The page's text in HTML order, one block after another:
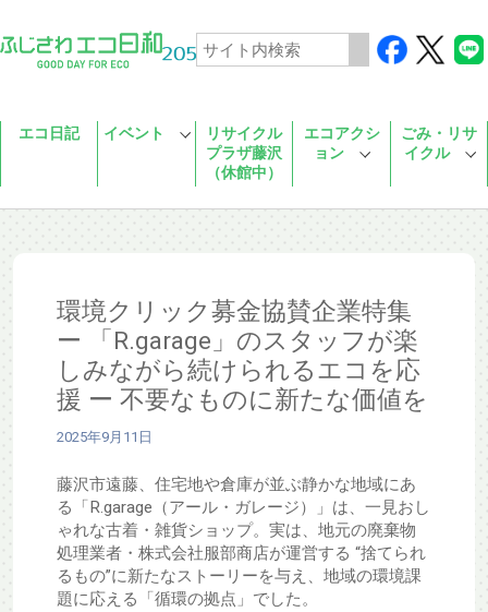
エコ日記 イベント
リサイクル
プラザ藤沢
（休館中）
エコアクシ
ョン
ごみ・リサ
イクル
環境クリック募金協賛企業特集
ー 「R.garage」のスタッフが楽
しみながら続けられるエコを応
援 ー 不要なものに新たな価値を
2025年9月11日
藤沢市遠藤、住宅地や倉庫が並ぶ静かな地域にあ
る「R.garage（アール・ガレージ）」は、一見おし
ゃれな古着・雑貨ショップ。実は、地元の廃棄物
処理業者・株式会社服部商店が運営する “捨てられ
るもの”に新たなストーリーを与え、地域の環境課
題に応える「循環の拠点」でした。